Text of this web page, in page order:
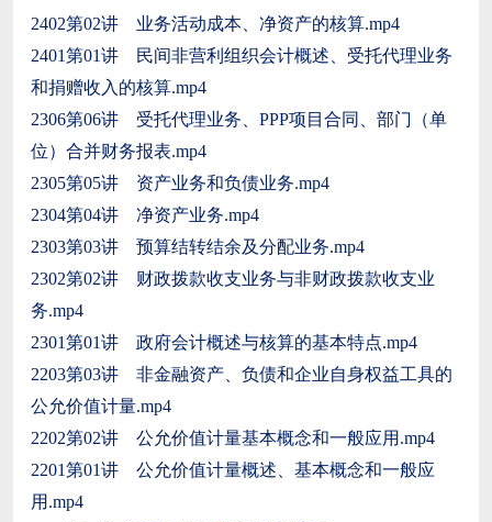
2402第02讲 业务活动成本、净资产的核算.mp4
2401第01讲 民间非营利组织会计概述、受托代理业务
和捐赠收入的核算.mp4
2306第06讲 受托代理业务、PPP项目合同、部门（单
位）合并财务报表.mp4
2305第05讲 资产业务和负债业务.mp4
2304第04讲 净资产业务.mp4
2303第03讲 预算结转结余及分配业务.mp4
2302第02讲 财政拨款收支业务与非财政拨款收支业
务.mp4
2301第01讲 政府会计概述与核算的基本特点.mp4
2203第03讲 非金融资产、负债和企业自身权益工具的
公允价值计量.mp4
2202第02讲 公允价值计量基本概念和一般应用.mp4
2201第01讲 公允价值计量概述、基本概念和一般应
用.mp4